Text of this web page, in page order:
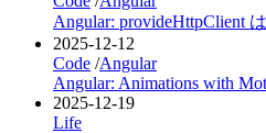
Angular: provideHttpClient
2025-12-12
Code /Angular
Angular: Animations with
2025-12-19
Life